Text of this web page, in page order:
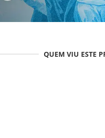
QUEM VIU ESTE